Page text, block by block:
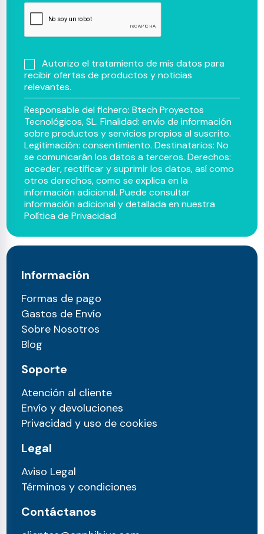
Autorizo el tratamiento de mis datos para
recibir ofertas de productos y noticias
relevantes.
Responsable del fichero: Btech Proyectos
Tecnológicos, SL. Finalidad: envío de información
sobre productos y servicios propios al suscrito.
Legitimación: consentimiento. Destinatarios: No
se comunicarán los datos a terceros. Derechos:
acceder, rectificar y suprimir los datos, así como
otros derechos, como se explica en la
información adicional. Puede consultar
información adicional y detallada en nuestra
Política de Privacidad
Información
Formas de pago
Gastos de Envío
Sobre Nosotros
Blog
Soporte
Atención al cliente
Envío y devoluciones
Privacidad y uso de cookies
Legal
Aviso Legal
Términos y condiciones
Contáctanos